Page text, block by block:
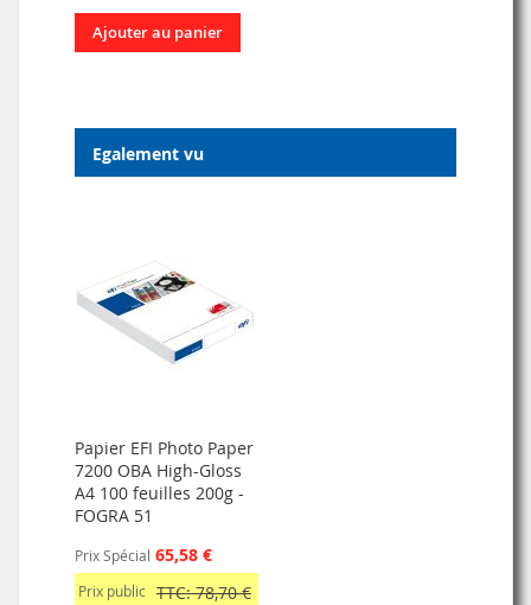
Ajouter au panier
Egalement vu
Papier EFI Photo Paper
7200 OBA High-Gloss
A4 100 feuilles 200g -
FOGRA 51
Prix Spécial 65,58 €
Prix public TTC: 78,70 €